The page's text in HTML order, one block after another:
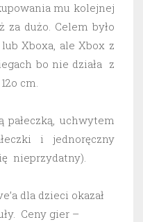
mu kolejnej
dużo. Celem było
Xboxa, ale Xbox z
bo nie działa z
cm.
pałeczką, uchwytem
i jednoręczny
nieprzydatny).
dla dzieci okazał
Ceny gier –